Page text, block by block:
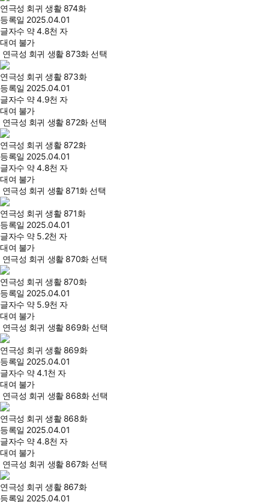
연극성 회귀 생활 874화
등록일 2025.04.01
글자수 약 4.8천 자
대여 불가
연극성 회귀 생활 873화 선택
연극성 회귀 생활 873화
등록일 2025.04.01
글자수 약 4.9천 자
대여 불가
연극성 회귀 생활 872화 선택
연극성 회귀 생활 872화
등록일 2025.04.01
글자수 약 4.8천 자
대여 불가
연극성 회귀 생활 871화 선택
연극성 회귀 생활 871화
등록일 2025.04.01
글자수 약 5.2천 자
대여 불가
연극성 회귀 생활 870화 선택
연극성 회귀 생활 870화
등록일 2025.04.01
글자수 약 5.9천 자
대여 불가
연극성 회귀 생활 869화 선택
연극성 회귀 생활 869화
등록일 2025.04.01
글자수 약 4.1천 자
대여 불가
연극성 회귀 생활 868화 선택
연극성 회귀 생활 868화
등록일 2025.04.01
글자수 약 4.8천 자
대여 불가
연극성 회귀 생활 867화 선택
연극성 회귀 생활 867화
등록일 2025.04.01